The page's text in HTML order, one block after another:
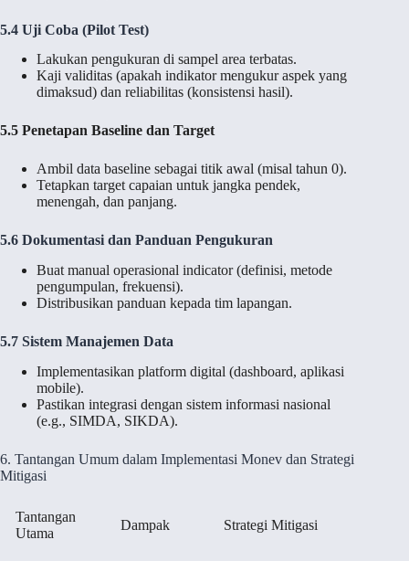
5.4 Uji Coba (Pilot Test)
Lakukan pengukuran di sampel area terbatas.
Kaji validitas (apakah indikator mengukur aspek yang
dimaksud) dan reliabilitas (konsistensi hasil).
5.5 Penetapan Baseline dan Target
Ambil data baseline sebagai titik awal (misal tahun 0).
Tetapkan target capaian untuk jangka pendek,
menengah, dan panjang.
5.6 Dokumentasi dan Panduan Pengukuran
Buat manual operasional indicator (definisi, metode
pengumpulan, frekuensi).
Distribusikan panduan kepada tim lapangan.
5.7 Sistem Manajemen Data
Implementasikan platform digital (dashboard, aplikasi
mobile).
Pastikan integrasi dengan sistem informasi nasional
(e.g., SIMDA, SIKDA).
6. Tantangan Umum dalam Implementasi Monev dan Strategi
Mitigasi
Tantangan
Utama
Dampak Strategi Mitigasi